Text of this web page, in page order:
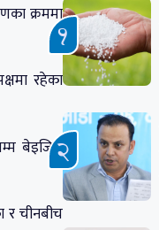
क्रममा
रहेका
बेइजिङ
र चीनबीच